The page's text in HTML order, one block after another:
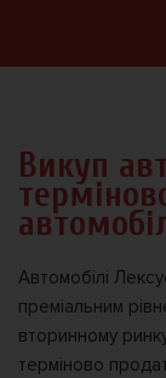
Викуп
Автомобілі
преміальним
вторинному
терміново